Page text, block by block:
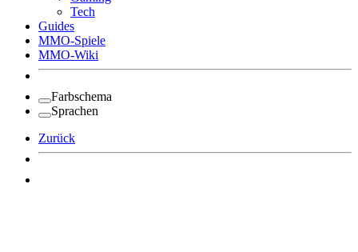
Tech
Guides
MMO-Spiele
MMO-Wiki
Farbschema
Sprachen
Zurück